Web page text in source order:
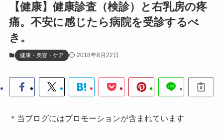
【健康】健康診査（検診）と右乳房の疼
痛。不安に感じたら病院を受診するべ
き。
健康・美容・ケア 2018年8月22日
＊当ブログにはプロモーションが含まれています